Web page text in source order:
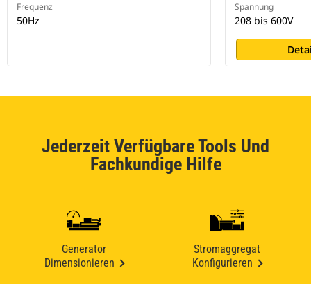
Frequenz
50Hz
Spannung
208 bis 600V
Jederzeit Verfügbare Tools Und
Fachkundige Hilfe
Generator
Dimensionieren
Stromaggregat
Konfigurieren